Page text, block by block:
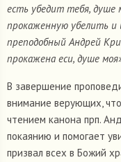
есть убедит тебя, душе
прокаженную убелить и
преподобный Андрей
прокажена еси, душе
В завершение
внимание верующих,
чтением канона прп.
покаянию и помогает
призвал всех в Божий